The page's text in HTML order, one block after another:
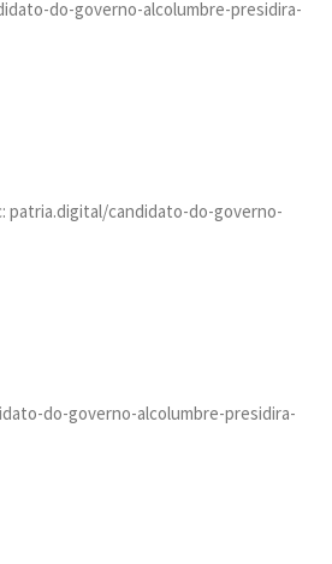
do-governo-alcolumbre-presidira-
patria.digital/candidato-do-governo-
do-governo-alcolumbre-presidira-